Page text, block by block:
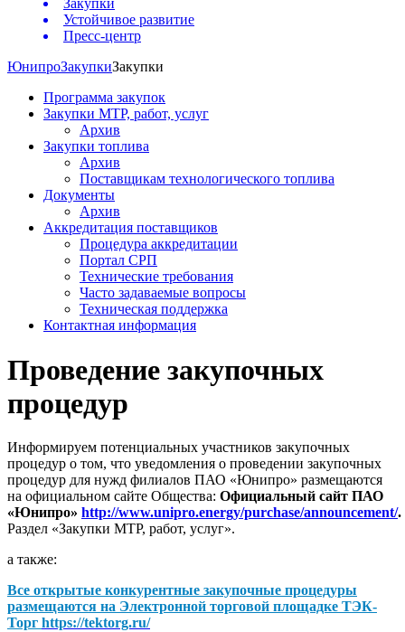
Закупки
Устойчивое развитие
Пресс-центр
ЮнипроЗакупкиЗакупки
Программа закупок
Закупки МТР, работ, услуг
Архив
Закупки топлива
Архив
Поставщикам технологического топлива
Документы
Архив
Аккредитация поставщиков
Процедура аккредитации
Портал СРП
Технические требования
Часто задаваемые вопросы
Техническая поддержка
Контактная информация
Проведение закупочных
процедур
Информируем потенциальных участников закупочных
процедур о том, что уведомления о проведении закупочных
процедур для нужд филиалов ПАО «Юнипро» размещаются
на официальном сайте Общества: Официальный сайт ПАО
«Юнипро» http://www.unipro.energy/purchase/announcement/.
Раздел «Закупки МТР, работ, услуг».
а также:
Все открытые конкурентные закупочные процедуры
размещаются на Электронной торговой площадке ТЭК-
Торг https://tektorg.ru/